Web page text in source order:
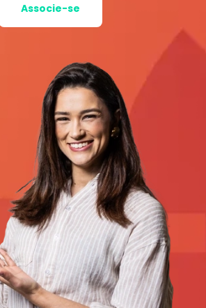
Associe-se